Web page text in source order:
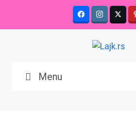
content
Menu